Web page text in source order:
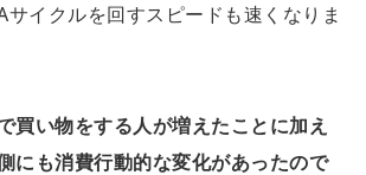
サイクルを回すスピードも速くなりま
買い物をする人が増えたことに加え
にも消費行動的な変化があったので